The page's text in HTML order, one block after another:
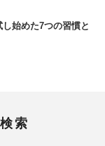
索
始めた7つの習慣と